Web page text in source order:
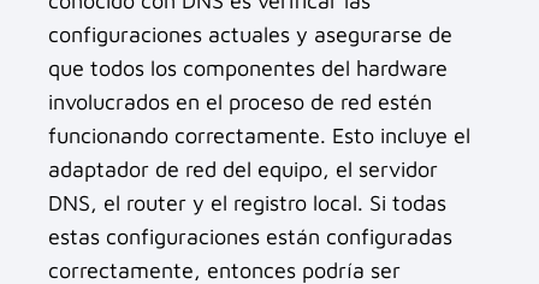
configuraciones actuales y asegurarse de
que todos los componentes del hardware
involucrados en el proceso de red estén
funcionando correctamente. Esto incluye el
adaptador de red del equipo, el servidor
DNS, el router y el registro local. Si todas
estas configuraciones están configuradas
correctamente, entonces podría ser